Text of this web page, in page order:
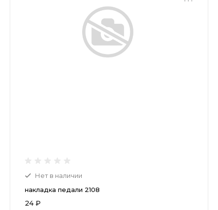
Нет в наличии
накладка педали 2108
24 ₽